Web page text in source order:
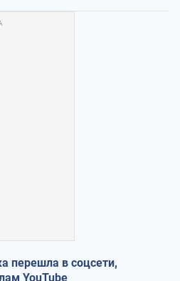
перешла в соцсети,
YouTube